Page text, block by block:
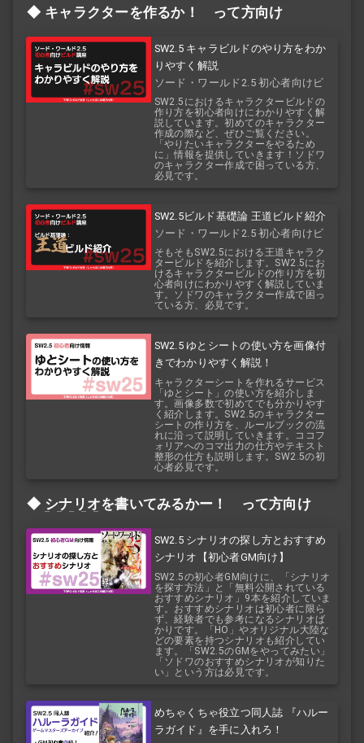
キャラクターを作るか！ って方向け
SW2.5 キャラビルドのやり方をわか
りやすく解説
ソード・ワールド2.5 初心者向けビ
ルド講座
SW2.5におけるキャラクタービルドの
作り方を初心者向けにわかりやすく解
説しています。初めてのキャラクター
作成の際など、ぜひご覧ください。
「やりたいキャラクターをやるため
に」情報を提供していきます！ソドワ
のキャラクター作成で困っている方、
必見です。
SW2.5ビルド基礎論 王道ビルド紹介
ソード・ワールド2.5 初心者向けビ
ルド講座
そもそもSW2.5における王道キャラク
タービルドを紹介します。SW2.5にお
けるキャラクタービルドの作り方を初
心者向けにわかりやすく解説していま
す。ソドワのキャラクター作成で困っ
ている方、必見です。
SW2.5 ゆとシートの使い方を画像付
きでわかりやすく解説！
キャラクターシートを作れるサービス
「ゆとシート」の使い方を紹介しま
す。画像多数で初めてでも分かりやす
く紹介します。SW2.5のキャラクター
シートの作り方を、ルールブックの流
れに沿って説明していきます。ココフ
ォリアへのコマ出力の仕方やテキスト
整形の仕方も説明します。SW2.5の初
心者必見です。
シナリオを書いてみるかー！ って方向け
SW2.5 シナリオの探し方とおすすめ
シナリオ【初心者GM向け】
SW2.5の初心者GM向けに、「シナリオ
を探す方法」と「無料公開されている
おすすめシナリオ」9本を紹介していま
す。おすすめシナリオは初心者に限ら
ず、経験者でも参考になるシナリオば
かりです。「HO」やオリジナル大陸な
どの要素を持つシナリオも紹介してい
ます。「SW2.5のGMをやってみたい」
「ソドワのおすすめシナリオが知りた
い」という方は必見です。
めちゃくちゃ役立つ同人誌 『ハルー
ラガイド』を手に入れろ！